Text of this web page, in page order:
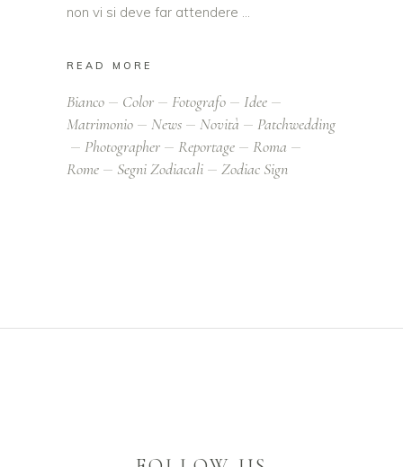
non vi si deve far attendere
READ MORE
Bianco Color Fotografo
Idee
Matrimonio
News Novità
Patchwedding
Photographer
Reportage
Roma
Rome
Segni Zodiacali Zodiac Sign